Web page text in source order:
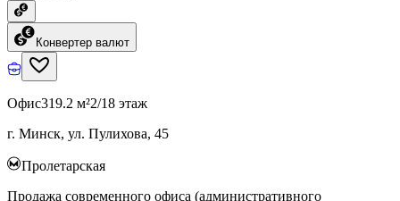
Конвертер валют
Офис319.2 м²2/18 этаж
г. Минск, ул. Пулихова, 45
Пролетарская
Продажа современного офиса (административного